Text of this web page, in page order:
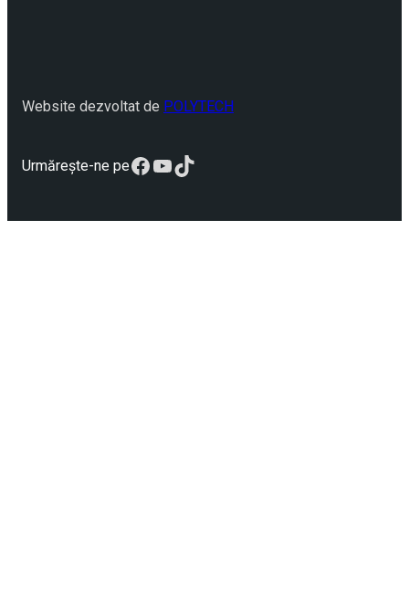
Website dezvoltat de POLYTECH
Urmărește-ne peFacebook
YouTube
TikTok